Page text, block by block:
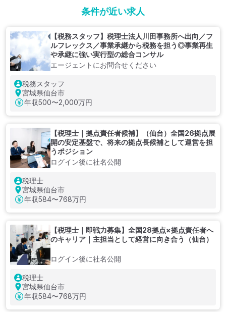
条件が近い求人
【税務スタッフ】税理士法人川田事務所へ出向／フ
ルフレックス／事業承継から税務を担う◎事業再生
や承継に強い実行型の総合コンサル
エージェントにお問合せください
税務スタッフ
宮城県仙台市
年収500〜2,000万円
【税理士｜拠点責任者候補】（仙台）全国26拠点展
開の安定基盤で、将来の拠点長候補として運営を担
うポジション
ログイン後に社名公開
税理士
宮城県仙台市
年収584〜768万円
【税理士｜即戦力募集】全国28拠点×拠点責任者へ
のキャリア｜主担当として経営に向き合う（仙台）
ログイン後に社名公開
税理士
宮城県仙台市
年収584〜768万円